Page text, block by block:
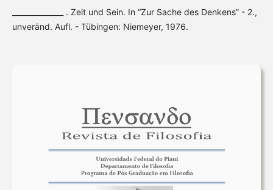
______________ . Zeit und Sein. In “Zur Sache des Denkens” - 2.,
unveränd. Aufl. - Tübingen: Niemeyer, 1976.